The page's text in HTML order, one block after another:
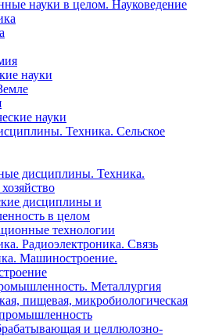
науки в целом. Науковедение
науки
науки
Техника. Сельское
дисциплины. Техника.
дисциплины и
в целом
технологии
Радиоэлектроника. Связь
Машиностроение.
Металлургия
пищевая, микробиологическая
и целлюлозно-